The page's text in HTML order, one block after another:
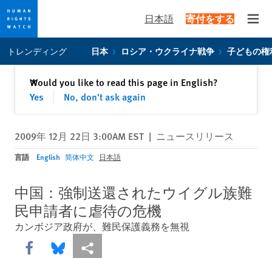
privacy
content
日本語 寄付をする
トレンディング 日本 ロシア・ウクライナ戦争 子どもの権
Would you like to read this page in English?
Yes
No, don't ask again
✕閉じる
2009年 12月 22日 3:00AM EST | ニュースリリース
言語 English 简体中文 日本語
中国：強制送還されたウイグル族難
民申請者に虐待の危機
カンボジア政府が、難民保護義務を無視
Share this via Facebook
Share this via Bluesky
More sharing options